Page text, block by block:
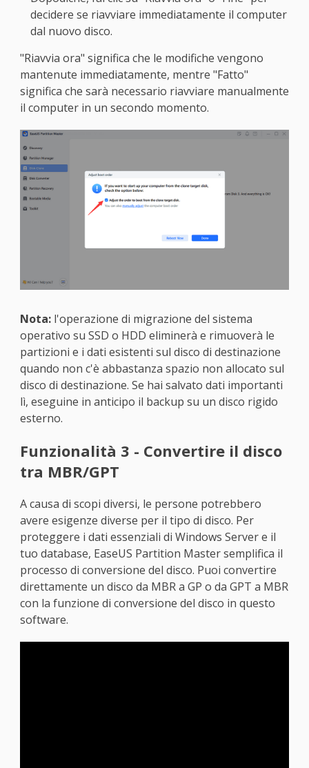
decidere se riavviare immediatamente il computer
dal nuovo disco.
"Riavvia ora" significa che le modifiche vengono
mantenute immediatamente, mentre "Fatto"
significa che sarà necessario riavviare manualmente
il computer in un secondo momento.
Nota:l'operazione di migrazione del sistema
operativo su SSD o HDD eliminerà e rimuoverà le
partizioni e i dati esistenti sul disco di destinazione
quando non c'è abbastanza spazio non allocato sul
disco di destinazione. Se hai salvato dati importanti
lì, eseguine in anticipo il backup su un disco rigido
esterno.
Funzionalità 3 - Convertire il disco
tra MBR/GPT
A causa di scopi diversi, le persone potrebbero
avere esigenze diverse per il tipo di disco. Per
proteggere i dati essenziali di Windows Server e il
tuo database, EaseUS Partition Master semplifica il
processo di conversione del disco. Puoi convertire
direttamente un disco da MBR a GP o da GPT a MBR
con la funzione di conversione del disco in questo
software.